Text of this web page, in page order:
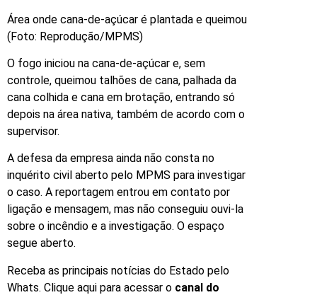
Área onde cana-de-açúcar é plantada e queimou
(Foto: Reprodução/MPMS)
O fogo iniciou na cana-de-açúcar e, sem
controle, queimou talhões de cana, palhada da
cana colhida e cana em brotação, entrando só
depois na área nativa, também de acordo com o
supervisor.
A defesa da empresa ainda não consta no
inquérito civil aberto pelo MPMS para investigar
o caso. A reportagem entrou em contato por
ligação e mensagem, mas não conseguiu ouvi-la
sobre o incêndio e a investigação. O espaço
segue aberto.
Receba as principais notícias do Estado pelo
Whats. Clique aqui para acessar o canal do